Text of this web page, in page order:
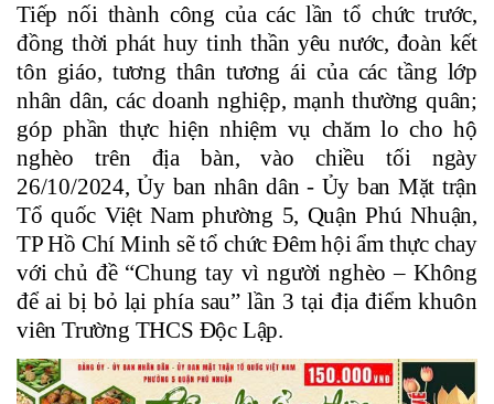
Tiếp nối thành công của các lần tổ chức trước,
đồng thời phát huy tinh thần yêu nước, đoàn kết
tôn giáo, tương thân tương ái của các tầng lớp
nhân dân, các doanh nghiệp, mạnh thường quân;
góp phần thực hiện nhiệm vụ chăm lo cho hộ
nghèo trên địa bàn, vào chiều tối ngày
26/10/2024, Ủy ban nhân dân - Ủy ban Mặt trận
Tổ quốc Việt Nam phường 5, Quận Phú Nhuận,
TP Hồ Chí Minh sẽ tổ chức Đêm hội ẩm thực chay
với chủ đề “Chung tay vì người nghèo – Không
để ai bị bỏ lại phía sau” lần 3 tại địa điểm khuôn
viên Trường THCS Độc Lập.